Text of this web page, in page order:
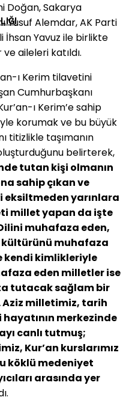
Doğan, Sakarya
Yusuf Alemdar, AK Parti
İhsan Yavuz ile birlikte
aileleri katıldı.
ı Kerim tilavetini
Cumhurbaşkanı
ı Kerim’e sahip
korumak ve bu büyük
titizlikle taşımanın
belirterek,
tutan kişi olmanın
sahip çıkan ve
eksiltmeden yarınlara
millet yapan da işte
muhafaza eden,
muhafaza
kendi kimlikleriyle
eden milletler ise
tutacak sağlam bir
milletimiz, tarih
hayatının merkezinde
canlı tutmuş;
Kur’an kurslarımız
köklü medeniyet
arasında yer